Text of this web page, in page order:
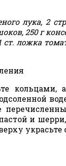
лука, 2
250 г
ст. ложка
кольцами,
и